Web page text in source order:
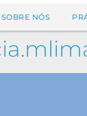
SOBRE NÓS